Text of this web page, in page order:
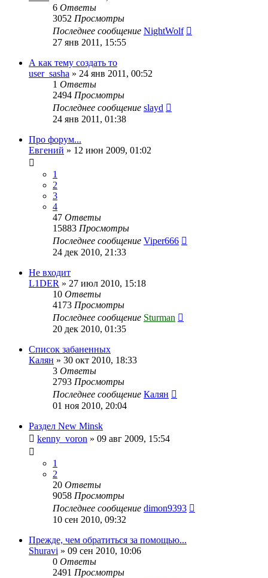
6 Ответы
3052 Просмотры
Последнее сообщение NightWolf
27 янв 2011, 15:55
А как тему создать то
user_sasha » 24 янв 2011, 00:52
1 Ответы
2494 Просмотры
Последнее сообщение slayd
24 янв 2011, 01:38
Про форум...
Евгений » 12 июн 2009, 01:02
1
2
3
4
47 Ответы
15883 Просмотры
Последнее сообщение Viper666
24 дек 2010, 21:33
Не входит
L1DER » 27 июл 2010, 15:18
10 Ответы
4173 Просмотры
Последнее сообщение Sturman
20 дек 2010, 01:35
Список забаненных
Калян » 30 окт 2010, 18:33
3 Ответы
2793 Просмотры
Последнее сообщение Калян
01 ноя 2010, 20:04
Раздел New Minsk
kenny_voron » 09 авг 2009, 15:54
1
2
20 Ответы
9058 Просмотры
Последнее сообщение dimon9393
10 сен 2010, 09:32
Прежде, чем обратиться за помощью...
Shuravi » 09 сен 2010, 10:06
0 Ответы
2491 Просмотры